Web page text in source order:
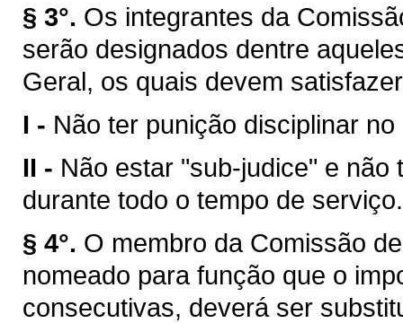
§ 3°. Os integrantes da
serão designados dentre
Geral, os quais devem
I - Não ter punição disciplinar no
II - Não estar "sub-judice" e
durante todo o tempo de serviço.
§ 4°. O membro da Comissão
nomeado para função que o
consecutivas, deverá ser